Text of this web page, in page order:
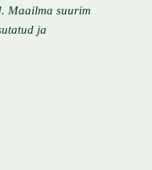
Maailma suurim
ja